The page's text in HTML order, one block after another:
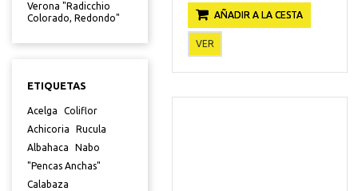
Verona "Radicchio
Colorado, Redondo"
ETIQUETAS
Acelga
Coliflor
Achicoria
Rucula
Albahaca
Nabo
"Pencas Anchas"
Calabaza
AÑADIR A LA CESTA
VER